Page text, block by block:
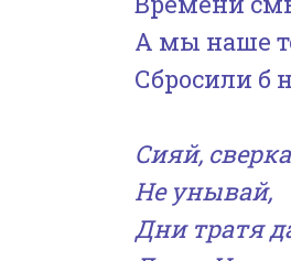
А мы наше
Сбросили б
Сияй,
Не унывай,
Дни тратя